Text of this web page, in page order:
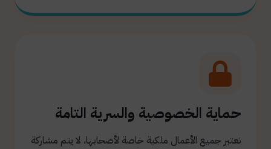
حماية الخصوصية والسرية التامة
نعتبر جميع الأعمال ملكية خاصة لأصحابها، لا يتم مشاركة